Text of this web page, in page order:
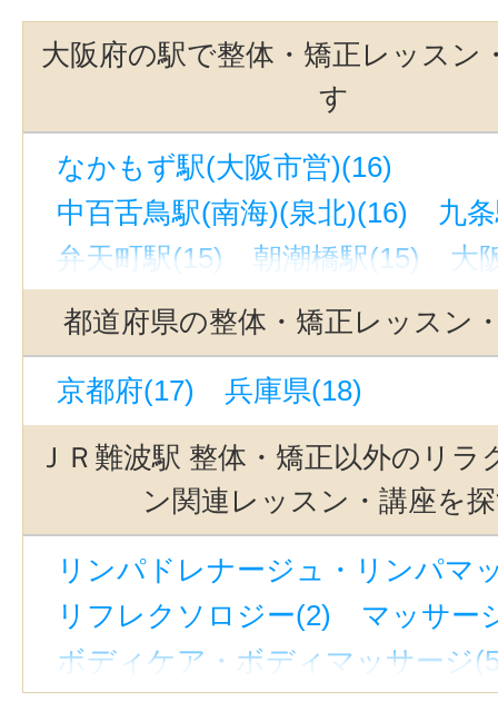
大阪府の駅で整体・矯正レッスン
す
なかもず駅(大阪市営)(16)
中百舌鳥駅(南海)(泉北)(16)
九
弁天町駅(15)
朝潮橋駅(15)
大
大阪梅田駅(8)
なんば駅(大阪市
大阪難波駅(5)
中津駅(阪急)（大
東梅田駅(3)
西中島南方駅(3)
南方駅(大阪)(3)
中崎町駅(2)
新大阪駅(2)
寝屋川市駅(2)
都道府県の整体・矯正レッスン
京都府(17)
兵庫県(18)
ＪＲ難波駅 整体・矯正以外のリラ
ン関連レッスン・講座を
リンパドレナージュ・リンパマ
リフレクソロジー(2)
マッサー
ボディケア・ボディマッサージ